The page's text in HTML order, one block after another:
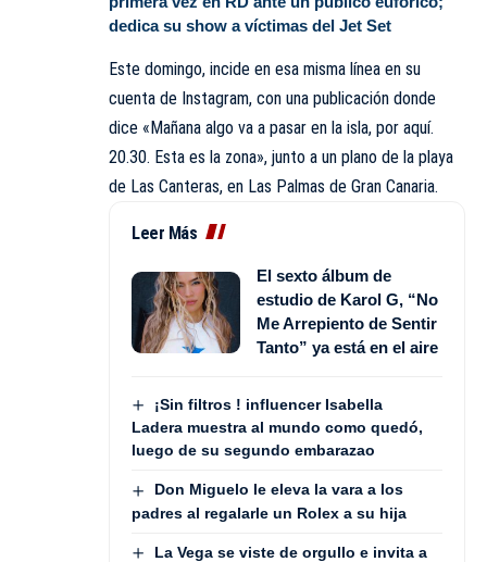
dedica su show a víctimas del Jet Set
Este domingo, incide en esa misma línea en su
cuenta de Instagram, con una publicación donde
dice «Mañana algo va a pasar en la isla, por aquí.
20.30. Esta es la zona», junto a un plano de la playa
de Las Canteras, en Las Palmas de Gran Canaria.
Leer Más
El sexto álbum de
estudio de Karol G, “No
Me Arrepiento de Sentir
Tanto” ya está en el aire
¡Sin filtros ! influencer Isabella
Ladera muestra al mundo como quedó,
luego de su segundo embarazao
Don Miguelo le eleva la vara a los
padres al regalarle un Rolex a su hija
La Vega se viste de orgullo e invita a